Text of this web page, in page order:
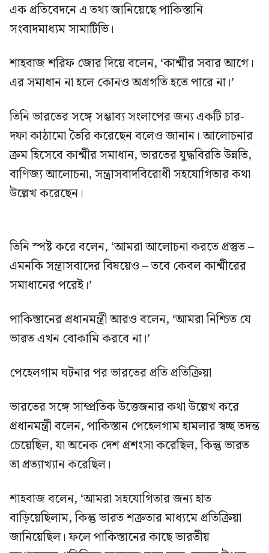
এক প্রতিবেদনে এ তথ্য জানিয়েছে পাকিস্তানি
সংবাদমাধ্যম সামাটিভি।
শাহবাজ শরিফ জোর দিয়ে বলেন, ‘কাশ্মীর সবার আগে।
এর সমাধান না হলে কোনও অগ্রগতি হতে পারে না।’
তিনি ভারতের সঙ্গে সম্ভাব্য সংলাপের জন্য একটি চার-
দফা কাঠামো তৈরি করেছেন বলেও জানান। আলোচনার
ক্রম হিসেবে কাশ্মীর সমাধান, ভারতের যুদ্ধবিরতি উন্নতি,
বাণিজ্য আলোচনা, সন্ত্রাসবাদবিরোধী সহযোগিতার কথা
উল্লেখ করেছেন।
তিনি স্পষ্ট করে বলেন, ‘আমরা আলোচনা করতে প্রস্তুত –
এমনকি সন্ত্রাসবাদের বিষয়েও – তবে কেবল কাশ্মীরের
সমাধানের পরেই।’
পাকিস্তানের প্রধানমন্ত্রী আরও বলেন, ‘আমরা নিশ্চিত যে
ভারত এখন বোকামি করবে না।’
পেহেলগাম ঘটনার পর ভারতের প্রতি প্রতিক্রিয়া
ভারতের সঙ্গে সাম্প্রতিক উত্তেজনার কথা উল্লেখ করে
প্রধানমন্ত্রী বলেন, পাকিস্তান পেহেলগাম হামলার স্বচ্ছ তদন্ত
চেয়েছিল, যা অনেক দেশ প্রশংসা করেছিল, কিন্তু ভারত
তা প্রত্যাখ্যান করেছিল।
শাহবাজ বলেন, ‘আমরা সহযোগিতার জন্য হাত
বাড়িয়েছিলাম, কিন্তু ভারত শত্রুতার মাধ্যমে প্রতিক্রিয়া
জানিয়েছিল। ফলে পাকিস্তানের কাছে ভারতীয়